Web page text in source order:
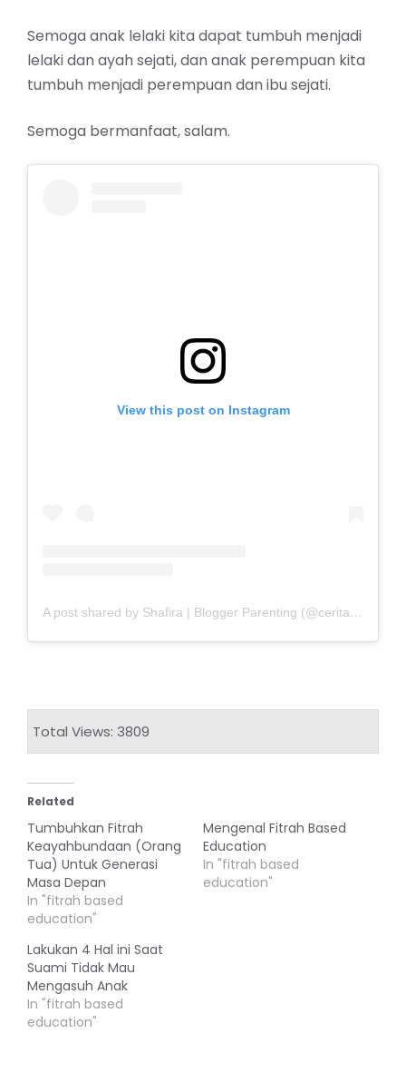
Semoga anak lelaki kita dapat tumbuh menjadi
lelaki dan ayah sejati, dan anak perempuan kita
tumbuh menjadi perempuan dan ibu sejati.
Semoga bermanfaat, salam.
View this post on Instagram
A post shared by Shafira | Blogger Parenting (@ceritamamah_)
Total Views: 3809
Related
Tumbuhkan Fitrah
Keayahbundaan (Orang
Tua) Untuk Generasi
Masa Depan
In "fitrah based
education"
Mengenal Fitrah Based
Education
In "fitrah based
education"
Lakukan 4 Hal ini Saat
Suami Tidak Mau
Mengasuh Anak
In "fitrah based
education"